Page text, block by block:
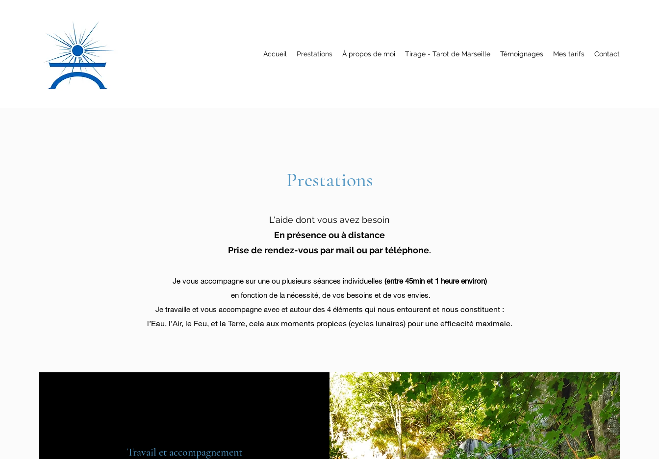
Accueil Prestations À propos de moi Tirage - Tarot de Marseille Témoignages Mes tarifs Contact
Prestations
L'aide dont vous avez besoin
En présence ou à distance
Prise de rendez-vous par mail ou par téléphone.
Je vous accompagne sur une ou plusieurs séances individuelles (entre 45min et 1 heure environ)
en fonction de la nécessité, de vos besoins et de vos envies.
Je travaille et vous accompagne avec et autour des 4 éléments qui nous entourent et nous constituent :
l’Eau, l’Air, le Feu, et la Terre, cela aux moments propices (cycles lunaires) pour une efficacité maximale.
Travail et accompagnement